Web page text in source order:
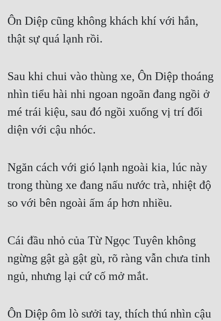
Ôn Diệp cũng không khách khí với hắn,
thật sự quá lạnh rồi.
Sau khi chui vào thùng xe, Ôn Diệp thoáng
nhìn tiểu hài nhi ngoan ngoãn đang ngồi ở
mé trái kiệu, sau đó ngồi xuống vị trí đối
diện với cậu nhóc.
Ngăn cách với gió lạnh ngoài kia, lúc này
trong thùng xe đang nấu nước trà, nhiệt độ
so với bên ngoài ấm áp hơn nhiều.
Cái đầu nhỏ của Từ Ngọc Tuyên không
ngừng gật gà gật gù, rõ ràng vẫn chưa tỉnh
ngủ, nhưng lại cứ cố mở mắt.
Ôn Diệp ôm lò sưởi tay, thích thú nhìn cậu